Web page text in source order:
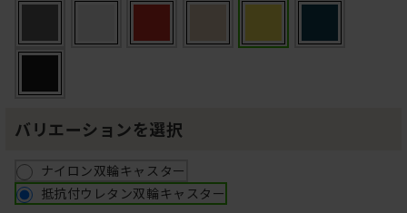
バリエーションを選択
ナイロン双輪キャスター
抵抗付ウレタン双輪キャスター